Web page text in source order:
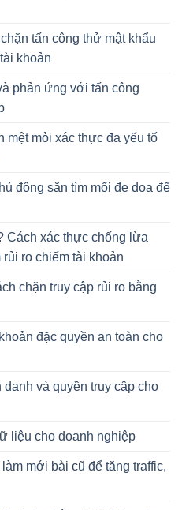
tấn công thử mật khẩu
khoản
phản ứng với tấn công
mệt mỏi xác thực đa yếu tố
động săn tìm mối đe doạ để
Cách xác thực chống lừa
ro chiếm tài khoản
chặn truy cập rủi ro bằng
đặc quyền an toàn cho
và quyền truy cập cho
liệu cho doanh nghiệp
mới bài cũ để tăng traffic,